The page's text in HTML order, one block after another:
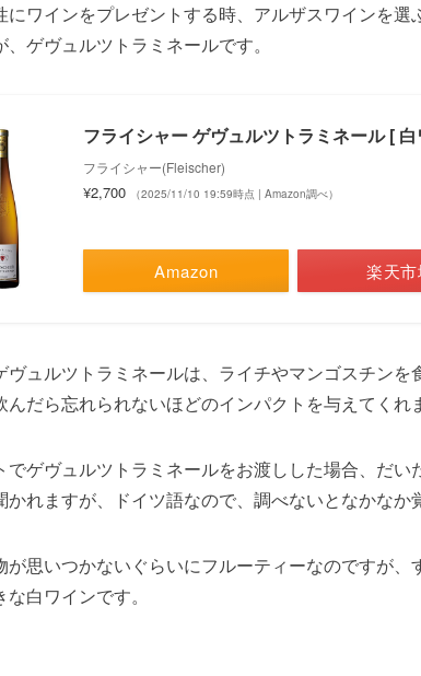
にワインをプレゼントする時、アルザスワインを
ゲヴュルツトラミネールです。
フライシャー ゲヴュルツトラミネール [
フライシャー(Fleischer)
¥2,700 （2025/11/10 19:59時点 | Amazon調べ）
Amazon 楽天
ヴュルツトラミネールは、ライチやマンゴスチン
んだら忘れられないほどのインパクトを与えてくれ
でゲヴュルツトラミネールをお渡しした場合、だ
かれますが、ドイツ語なので、調べないとなかな
が思いつかないぐらいにフルーティーなのですが
白ワインです。